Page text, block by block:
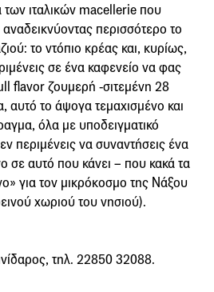
ιταλικών macellerie που
περισσότερο το
το ντόπιο κρέας και, κυρίως,
σε ένα καφενείο να φας
flavor ζουμερή -σιτεμένη 28
αυτό το άψογα τεμαχισμένο και
όλα με υποδειγματικό
περιμένεις να συναντήσεις ένα
σε αυτό που κάνει – που κακά τα
για τον μικρόκοσμο της Νάξου
χωριού του νησιού).
τηλ. 22850 32088.